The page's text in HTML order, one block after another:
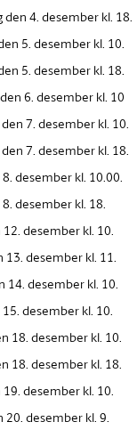
4. desember kl. 18.
5. desember kl. 10.
5. desember kl. 18.
6. desember kl. 10
7. desember kl. 10.
7. desember kl. 18.
desember kl. 10.00.
desember kl. 18.
desember kl. 10.
13. desember kl. 11.
14. desember kl. 10.
desember kl. 10.
18. desember kl. 10.
18. desember kl. 18.
desember kl. 10.
20. desember kl. 9.